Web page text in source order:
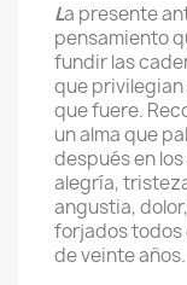
La presente
pensamiento
fundir las
que privilegian
que fuere.
un alma que
después en
alegría,
angustia,
forjados todos
de veinte años.